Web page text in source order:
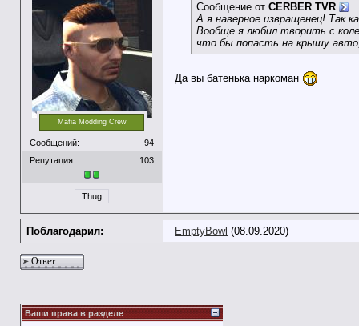
Mafia Modding Crew
Сообщений:
94
Репутация:
103
Thug
Сообщение от CERBER TVR
А я наверное извращенец! Так
Вообще я любил творить с
что бы попасть на крышу
Да вы батенька наркоман
Поблагодарил: EmptyBowl (08.09.2020)
Ответ
Ваши права в разделе